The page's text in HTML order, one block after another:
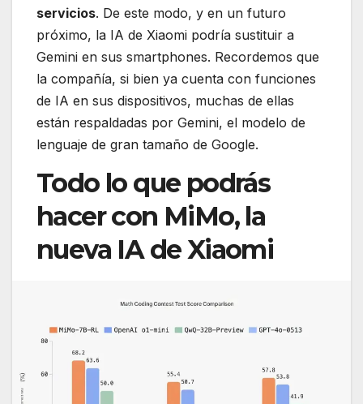
servicios. De este modo, y en un futuro
próximo, la IA de Xiaomi podría sustituir a
Gemini en sus smartphones. Recordemos que
la compañía, si bien ya cuenta con funciones
de IA en sus dispositivos, muchas de ellas
están respaldadas por Gemini, el modelo de
lenguaje de gran tamaño de Google.
Todo lo que podrás
hacer con MiMo, la
nueva IA de Xiaomi